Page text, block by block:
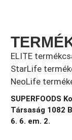
ELITE
StarLife
NeoLife
SUPERFOODS
Társaság 1082
6. 6. em. 2.